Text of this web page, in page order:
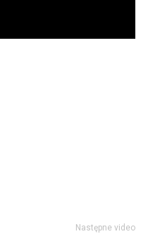
Następne video